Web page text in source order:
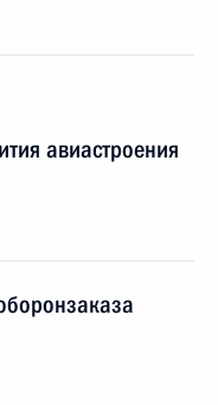
авиастроения